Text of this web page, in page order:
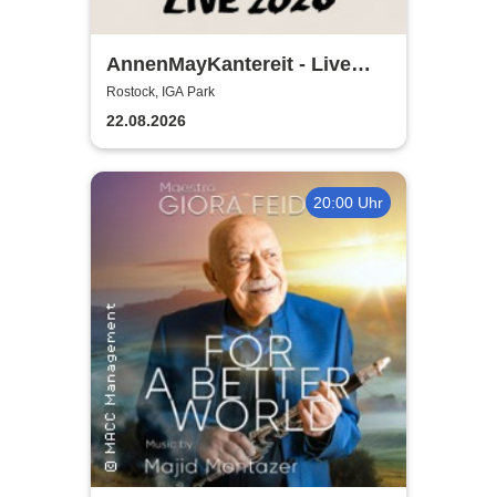
AnnenMayKantereit - Live
2026
Rostock, IGA Park
22.08.2026
20:00 Uhr